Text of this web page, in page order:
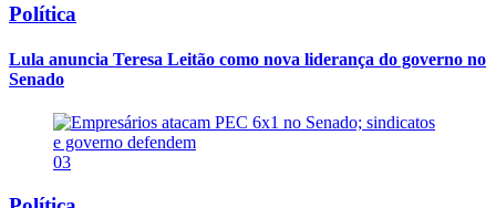
Política
Lula anuncia Teresa Leitão como nova liderança do governo no
Senado
03